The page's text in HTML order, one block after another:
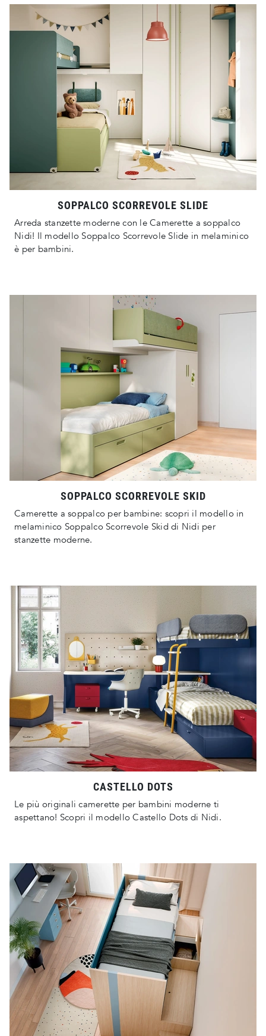
SOPPALCO SCORREVOLE SLIDE
Arreda stanzette moderne con le Camerette a soppalco
Nidi! Il modello Soppalco Scorrevole Slide in melaminico
è per bambini.
SOPPALCO SCORREVOLE SKID
Camerette a soppalco per bambine: scopri il modello in
melaminico Soppalco Scorrevole Skid di Nidi per
stanzette moderne.
CASTELLO DOTS
Le più originali camerette per bambini moderne ti
aspettano! Scopri il modello Castello Dots di Nidi.